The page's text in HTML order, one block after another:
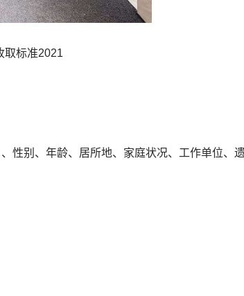
取标准2021
别、年龄、居所地、家庭状况、工作单位、